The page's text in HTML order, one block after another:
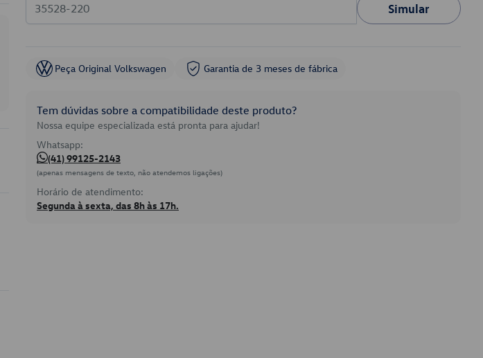
Simular
Peça Original Volkswagen Garantia de 3 meses de fábrica
Tem dúvidas sobre a compatibilidade deste produto?
Nossa equipe especializada está pronta para ajudar!
Whatsapp:
(41) 99125-2143
(apenas mensagens de texto, não atendemos ligações)
Horário de atendimento:
Segunda à sexta, das 8h às 17h.